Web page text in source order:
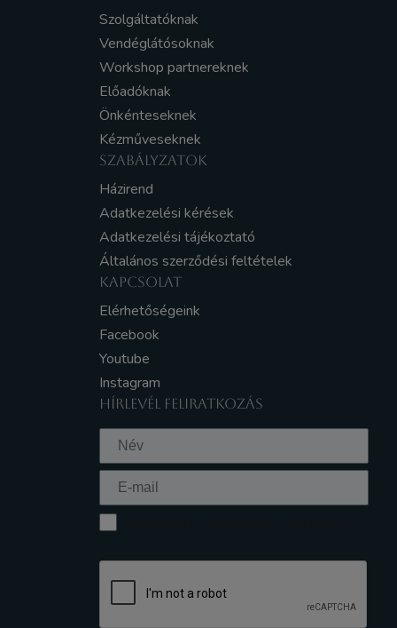
Szolgáltatóknak
Vendéglátósoknak
Workshop partnereknek
Előadóknak
Önkénteseknek
Kézműveseknek
SZABÁLYZATOK
Házirend
Adatkezelési kérések
Adatkezelési tájékoztató
Általános szerződési feltételek
KAPCSOLAT
Elérhetőségeink
Facebook
Youtube
Instagram
HÍRLEVÉL FELIRATKOZÁS